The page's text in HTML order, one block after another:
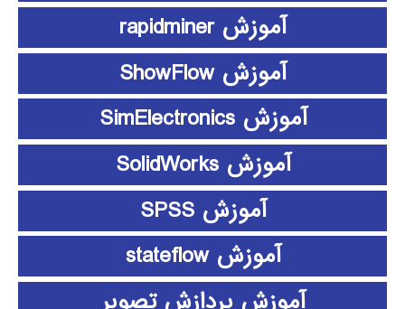
آموزش rapidminer
آموزش ShowFlow
آموزش SimElectronics
آموزش SolidWorks
آموزش SPSS
آموزش stateflow
آموزش پردازش تصویر